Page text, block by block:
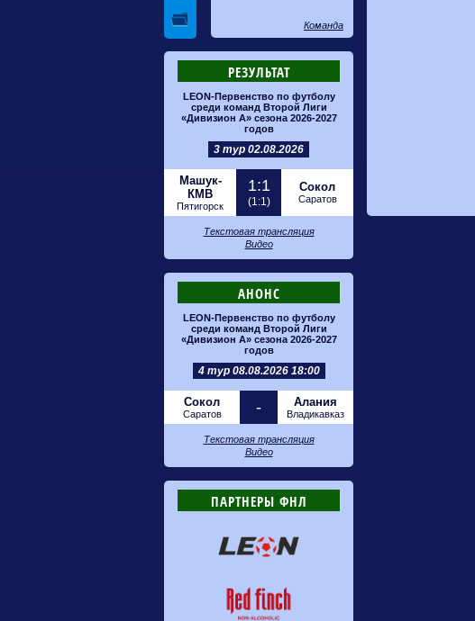
Команда
РЕЗУЛЬТАТ
LEON-Первенство по футболу
среди команд Второй Лиги
«Дивизион А» сезона 2026-2027
годов
3 тур 02.08.2026
Машук-
КМВ
Пятигорск
1:1
(1:1)
Сокол
Саратов
Текстовая трансляция
Видео
АНОНС
LEON-Первенство по футболу
среди команд Второй Лиги
«Дивизион А» сезона 2026-2027
годов
4 тур 08.08.2026 18:00
Сокол
Саратов - Алания
Владикавказ
Текстовая трансляция
Видео
ПАРТНЕРЫ ФНЛ